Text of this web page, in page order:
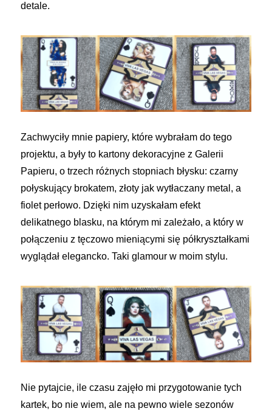
detale.
Zachwyciły mnie papiery, które wybrałam do tego
projektu, a były to kartony dekoracyjne z Galerii
Papieru, o trzech różnych stopniach błysku: czarny
połyskujący brokatem, złoty jak wytłaczany metal, a
fiolet perłowo. Dzięki nim uzyskałam efekt
delikatnego blasku, na którym mi zależało, a który w
połączeniu z tęczowo mieniącymi się półkryształkami
wyglądał elegancko. Taki glamour w moim stylu.
Nie pytajcie, ile czasu zajęło mi przygotowanie tych
kartek, bo nie wiem, ale na pewno wiele sezonów